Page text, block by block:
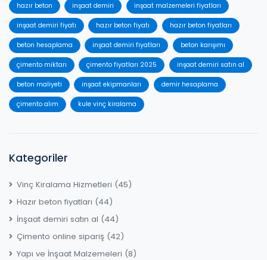
hazır beton inşaat demiri inşaat malzemeleri fiyatları
inşaat demiri fiyatı hazır beton fiyatı hazır beton fiyatları
beton hesaplama inşaat demiri fiyatları beton karışımı
çimento miktarı çimento fiyatları 2025 inşaat demiri satın al
beton maliyeti inşaat ekipmanları demir hesaplama
çimento alım kule vinç kiralama
Kategoriler
Vinç Kiralama Hizmetleri (45)
Hazır beton fiyatları (44)
İnşaat demiri satın al (44)
Çimento online sipariş (42)
Yapı ve İnşaat Malzemeleri (8)